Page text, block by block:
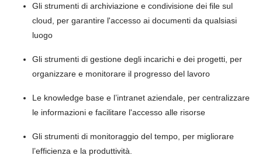
Gli strumenti di archiviazione e condivisione dei file sul
cloud, per garantire l'accesso ai documenti da qualsiasi
luogo
Gli strumenti di gestione degli incarichi e dei progetti, per
organizzare e monitorare il progresso del lavoro
Le knowledge base e l’intranet aziendale, per centralizzare
le informazioni e facilitare l'accesso alle risorse
Gli strumenti di monitoraggio del tempo, per migliorare
l’efficienza e la produttività.